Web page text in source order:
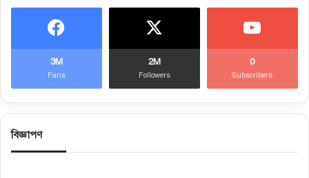
3M
Fans
2M
Followers
0
Subscribers
বিজ্ঞাপণ